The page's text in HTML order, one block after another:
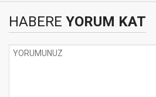
HABERE YORUM KAT